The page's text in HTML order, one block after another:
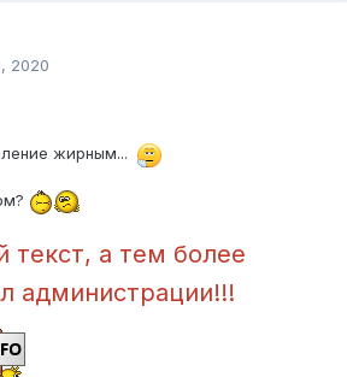
2020
жирным...
текст, а тем более
администрации!!!